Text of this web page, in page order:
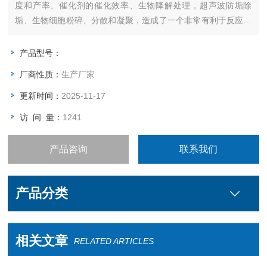
度和产率、催化剂的催化效率、生物降解处理，超声波防垢除
垢、生物细胞粉碎、分散和凝聚，造成了一个非常有利于反应过
产品型号：
厂商性质：生产厂家
更新时间： 2025-11-17
访 问 量： 1241
产品咨询 联系我们
产品分类
相关文章 RELATED ARTICLES